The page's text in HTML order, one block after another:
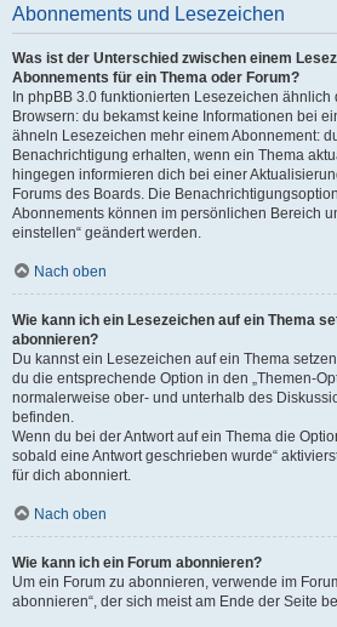
Abonnements und Lesezeichen
Was ist der Unterschied zwischen einem
Abonnements für ein Thema oder Forum?
In phpBB 3.0 funktionierten Lesezeichen
Browsern: du bekamst keine Informationen bei
ähneln Lesezeichen mehr einem Abonnement:
Benachrichtigung erhalten, wenn ein Thema
hingegen informieren dich bei einer
Forums des Boards. Die
Abonnements können im persönlichen Bereich
einstellen“ geändert werden.
Nach oben
Wie kann ich ein Lesezeichen auf ein Thema
abonnieren?
Du kannst ein Lesezeichen auf ein Thema
du die entsprechende Option in den „Themen-
normalerweise ober- und unterhalb des
befinden.
Wenn du bei der Antwort auf ein Thema die
sobald eine Antwort geschrieben wurde“
für dich abonniert.
Nach oben
Wie kann ich ein Forum abonnieren?
Um ein Forum zu abonnieren, verwende im
abonnieren“, der sich meist am Ende der Seite